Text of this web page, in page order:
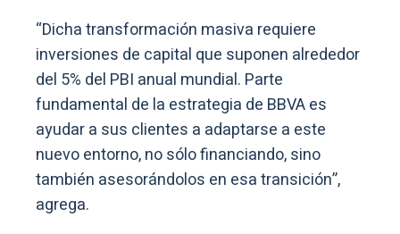
“Dicha transformación masiva requiere
inversiones de capital que suponen alrededor
del 5% del PBI anual mundial. Parte
fundamental de la estrategia de BBVA es
ayudar a sus clientes a adaptarse a este
nuevo entorno, no sólo financiando, sino
también asesorándolos en esa transición”,
agrega.